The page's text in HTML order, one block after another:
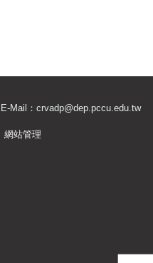
E-Mail： crvadp@dep.pccu.edu.tw
網站管理